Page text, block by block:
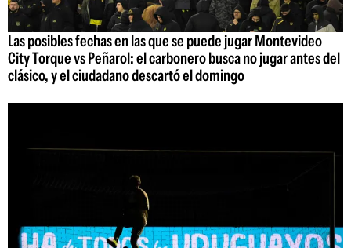
Las posibles fechas en las que se puede jugar Montevideo
City Torque vs Peñarol: el carbonero busca no jugar antes del
clásico, y el ciudadano descartó el domingo